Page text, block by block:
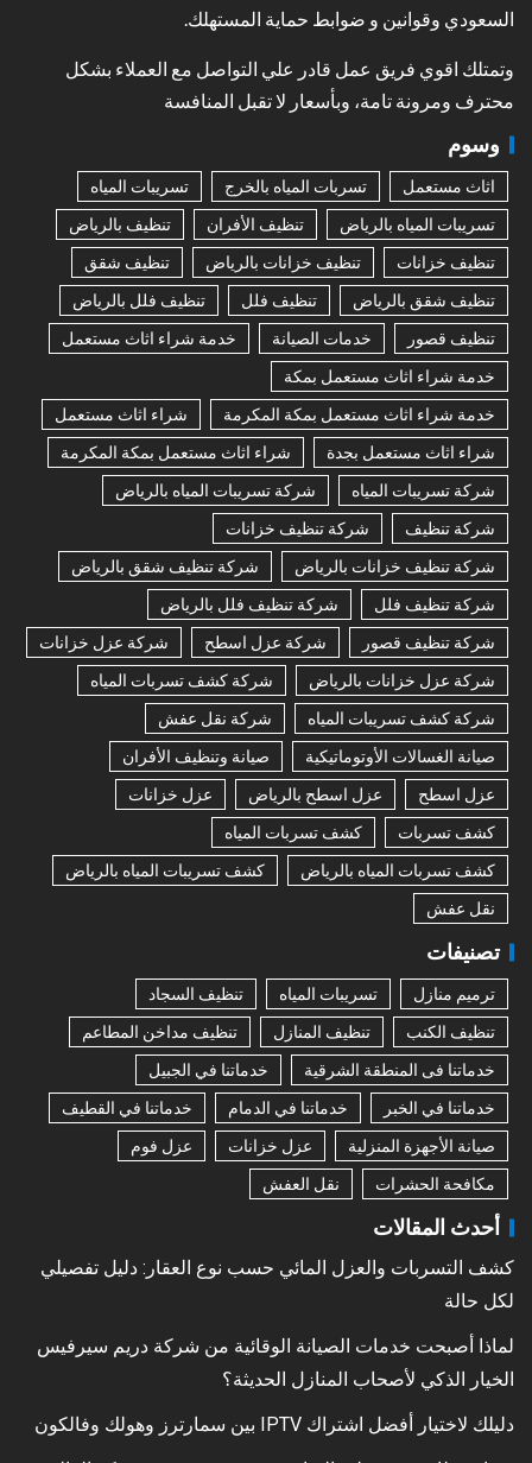
السعودي وقوانين و ضوابط حماية المستهلك.
وتمتلك اقوي فريق عمل قادر علي التواصل مع العملاء بشكل
محترف ومرونة تامة، وبأسعار لا تقبل المنافسة
وسوم
اثاث مستعمل تسربات المياه بالخرج
تسريبات المياه
تسريبات المياه بالرياض
تنظيف الأفران
تنظيف بالرياض
تنظيف خزانات
تنظيف خزانات بالرياض
تنظيف شقق
تنظيف شقق بالرياض
تنظيف فلل
تنظيف فلل بالرياض
تنظيف قصور
خدمات الصيانة
خدمة شراء اثاث مستعمل
خدمة شراء اثاث مستعمل بمكة
خدمة شراء اثاث مستعمل بمكة المكرمة
شراء اثاث مستعمل
شراء اثاث مستعمل بجدة
شراء اثاث مستعمل بمكة المكرمة
شركة تسريبات المياه
شركة تسريبات المياه بالرياض
شركة تنظيف
شركة تنظيف خزانات
شركة تنظيف خزانات بالرياض
شركة تنظيف شقق بالرياض
شركة تنظيف فلل
شركة تنظيف فلل بالرياض
شركة تنظيف قصور
شركة عزل اسطح
شركة عزل خزانات
شركة عزل خزانات بالرياض
شركة كشف تسربات المياه
شركة كشف تسريبات المياه
شركة نقل عفش
صيانة الغسالات الأوتوماتيكية
صيانة وتنظيف الأفران
عزل اسطح
عزل اسطح بالرياض
عزل خزانات
كشف تسربات
كشف تسربات المياه
كشف تسربات المياه بالرياض
كشف تسريبات المياه بالرياض
نقل عفش
تصنيفات
ترميم منازل تسريبات المياه
تنظيف السجاد
تنظيف الكنب
تنظيف المنازل
تنظيف مداخن المطاعم
خدماتنا فى المنطقة الشرقية
خدماتنا في الجبيل
خدماتنا في الخبر
خدماتنا في الدمام
خدماتنا في القطيف
صيانة الأجهزة المنزلية
عزل خزانات
عزل فوم
مكافحة الحشرات
نقل العفش
أحدث المقالات
كشف التسربات والعزل المائي حسب نوع العقار: دليل تفصيلي
لكل حالة
لماذا أصبحت خدمات الصيانة الوقائية من شركة دريم سيرفيس
الخيار الذكي لأصحاب المنازل الحديثة؟
دليلك لاختيار أفضل اشتراك IPTV بين سمارترز وهولك وفالكون